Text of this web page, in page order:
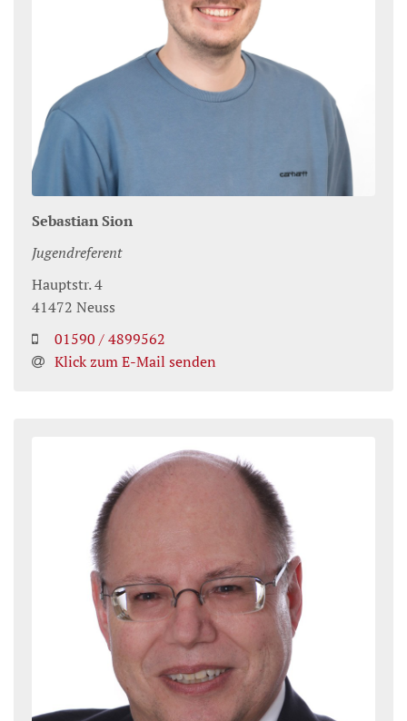
SebastianSion
Jugendreferent
Hauptstr. 4
41472 Neuss
01590 / 4899562
Klick zum E-Mail senden